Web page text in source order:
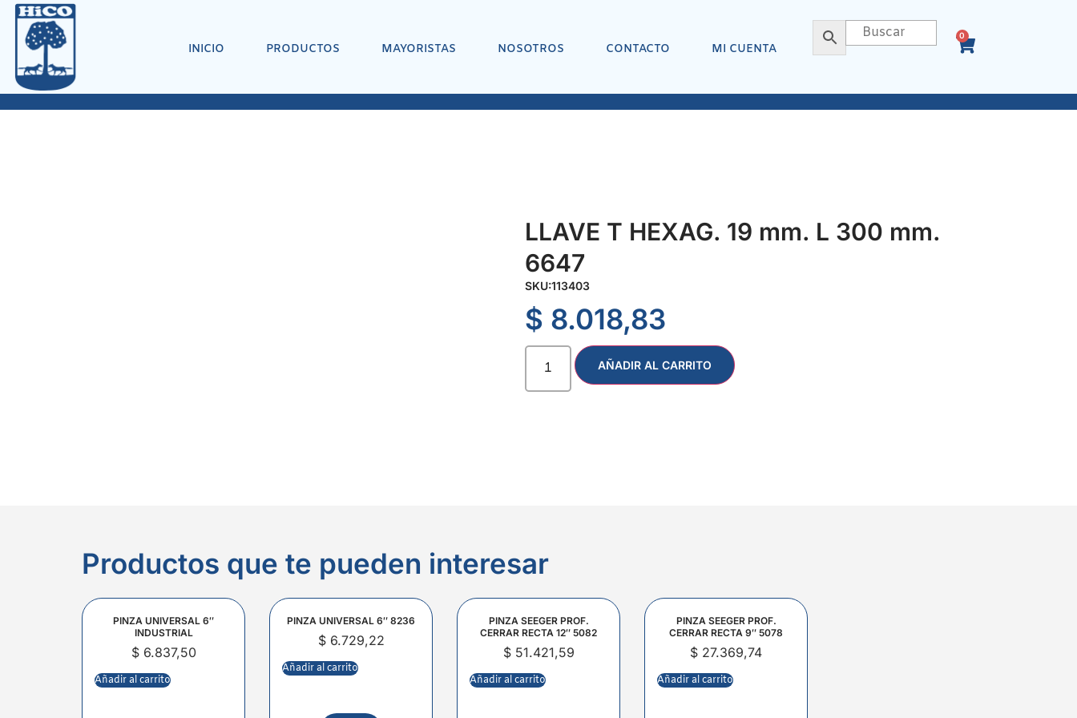
INICIO PRODUCTOS MAYORISTAS NOSOTROS CONTACTO MI CUENTA
0
LLAVE T HEXAG. 19 mm. L 300 mm.
6647
SKU:113403
$ 8.018,83
AÑADIR AL CARRITO
Productos que te pueden interesar
PINZA UNIVERSAL 6″
INDUSTRIAL
$6.837,50
Añadir al carrito
PINZA UNIVERSAL 6″ 8236
$6.729,22
Añadir al carrito
PINZA SEEGER PROF.
CERRAR RECTA 12″ 5082
$51.421,59
Añadir al carrito
PINZA SEEGER PROF.
CERRAR RECTA 9″ 5078
$ 27.369,74
Añadir al carrito